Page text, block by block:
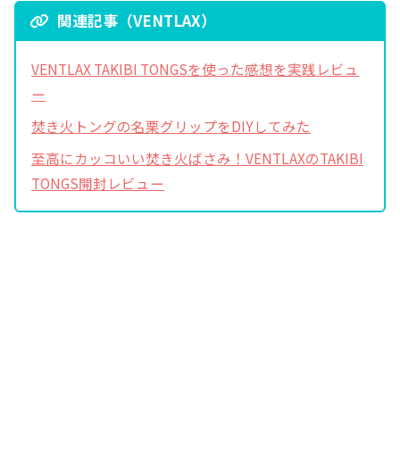
関連記事（VENTLAX）
VENTLAX TAKIBI TONGSを使った感想を実践レビュ
ー
焚き火トングの名栗グリップをDIYしてみた
至高にカッコいい焚き火ばさみ！VENTLAXのTAKIBI
TONGS開封レビュー